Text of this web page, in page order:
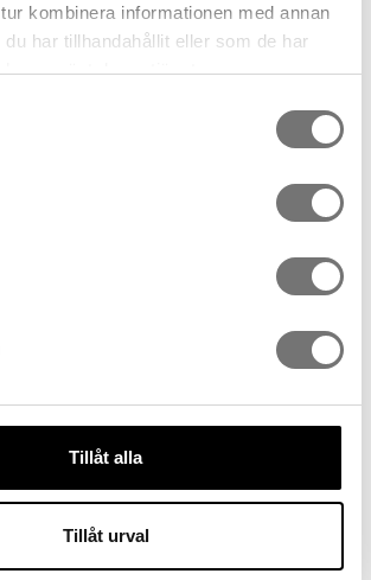
kombinera informationen med annan
har tillhandahållit eller som de har
använt deras tjänster.
Tillåt alla
Tillåt urval